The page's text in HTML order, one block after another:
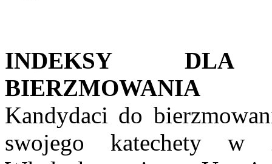
INDEKSY DLA
BIERZMOWANIA
Kandydaci do
swojego katechety